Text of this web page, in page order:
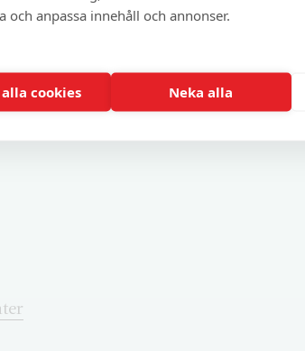
och anpassa innehåll och annonser.
cookies Neka alla
och cirka 100 andra exklusiva och